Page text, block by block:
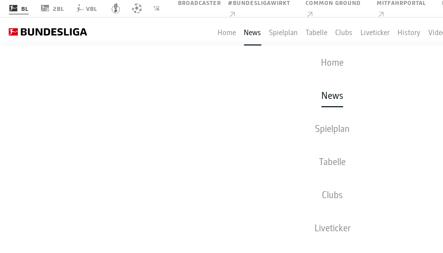
BL 2BL VBL
BROADCASTER #BUNDESLIGAWIRKT COMMON GROUND MITFAHRPORTAL
Home News Spielplan Tabelle Clubs Liveticker History
Home
News
Spielplan
Tabelle
Clubs
Liveticker
Anzeige
HOL DIR DEN NEUEN
DEIN SMARTPHONE!